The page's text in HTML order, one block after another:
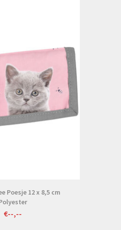
Poesje 12 x 8,5 cm
€--,--